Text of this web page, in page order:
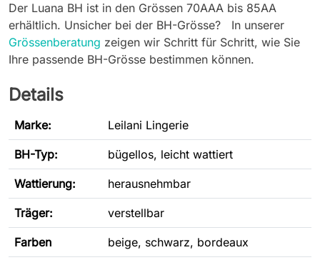
Der Luana BH ist in den Grössen 70AAA bis 85AA
erhältlich. Unsicher bei der BH-Grösse? In unserer
Grössenberatung zeigen wir Schritt für Schritt, wie Sie
Ihre passende BH-Grösse bestimmen können.
Details
Marke: Leilani Lingerie
BH-Typ: bügellos, leicht wattiert
Wattierung: herausnehmbar
Träger: verstellbar
Farben beige, schwarz, bordeaux